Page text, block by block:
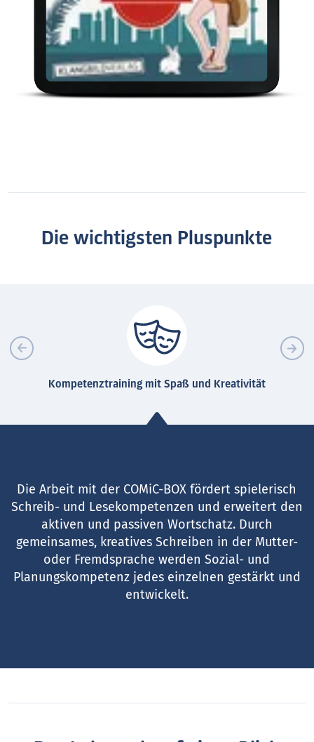
Die wichtigsten Pluspunkte
Kompetenztraining mit Spaß und Kreativität
Die Arbeit mit der COMiC-BOX fördert spielerisch
Schreib- und Lesekompetenzen und erweitert den
aktiven und passiven Wortschatz. Durch
gemeinsames, kreatives Schreiben in der Mutter-
oder Fremdsprache werden Sozial- und
Planungskompetenz jedes einzelnen gestärkt und
entwickelt.